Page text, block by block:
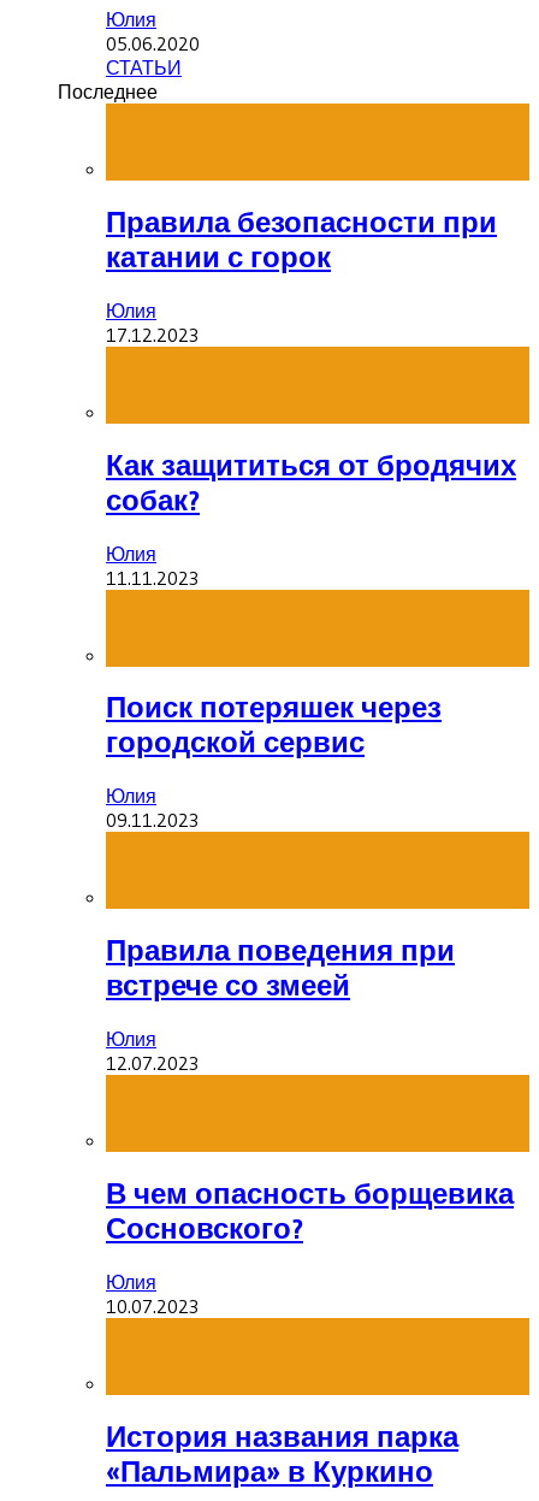
Юлия
05.06.2020
СТАТЬИ
Последнее
Правила безопасности при
катании с горок
Юлия
17.12.2023
Как защититься от бродячих
собак?
Юлия
11.11.2023
Поиск потеряшек через
городской сервис
Юлия
09.11.2023
Правила поведения при
встрече со змеей
Юлия
12.07.2023
В чем опасность борщевика
Сосновского?
Юлия
10.07.2023
История названия парка
«Пальмира» в Куркино